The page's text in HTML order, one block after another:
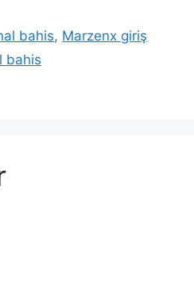
bahis, Marzenx giriş
bahis